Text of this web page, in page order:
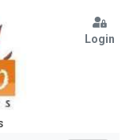
Login